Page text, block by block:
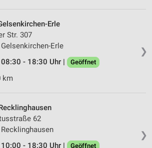
❯
Erle
Str. 307
Erle
- 18:30 Uhr |
Geöffnet
km
❯
62
- 18:30 Uhr |
Geöffnet